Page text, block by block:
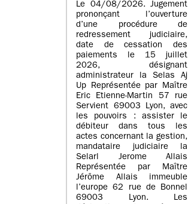
Le 04/08/2026. Jugement
prononçant l’ouverture
d’une procédure de
redressement judiciaire,
date de cessation des
paiements le 15 juillet
2026, désignant
administrateur la Selas Aj
Up Représentée par Maître
Eric Etienne-Martin 57 rue
Servient 69003 Lyon, avec
les pouvoirs : assister le
débiteur dans tous les
actes concernant la gestion,
mandataire judiciaire la
Selarl Jerome Allais
Représentée par Maître
Jérôme Allais immeuble
l’europe 62 rue de Bonnel
69003 Lyon. Les